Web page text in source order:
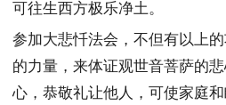
可往生西方极乐净土。
参加大悲忏法会，不但有以上
的力量，来体证观世音菩萨的
心，恭敬礼让他人，可使家庭